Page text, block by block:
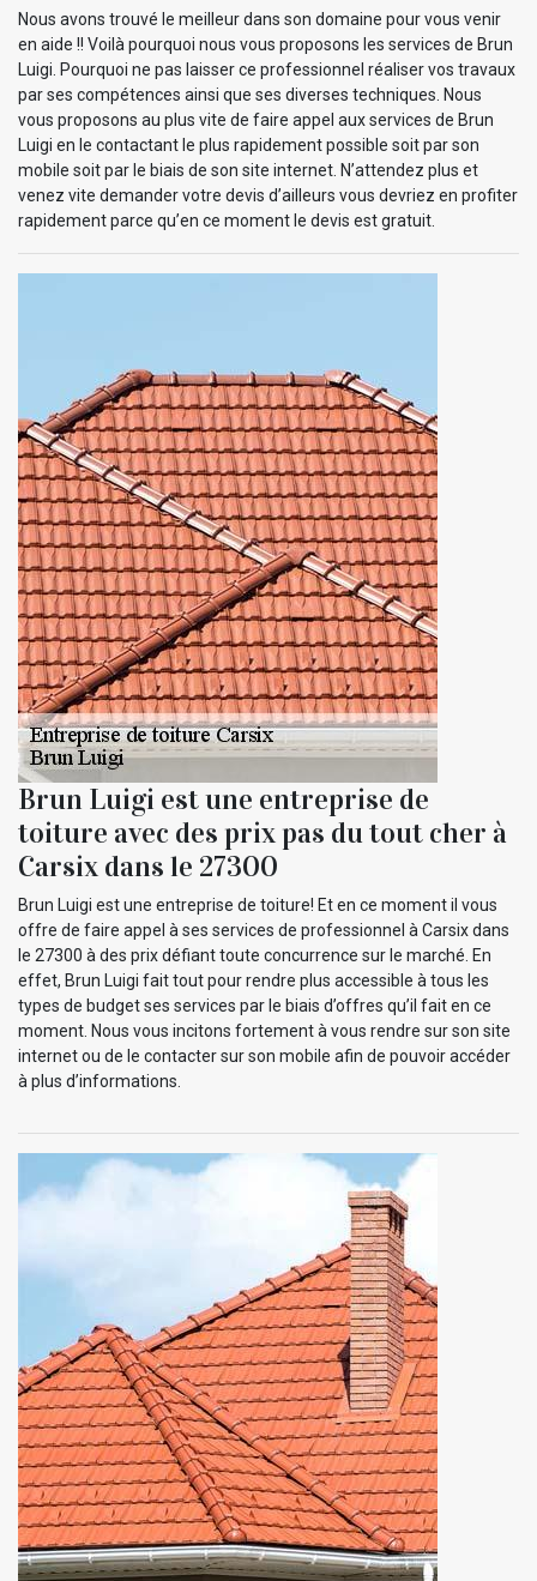
Nous avons trouvé le meilleur dans son domaine pour vous venir
en aide !! Voilà pourquoi nous vous proposons les services de Brun
Luigi. Pourquoi ne pas laisser ce professionnel réaliser vos travaux
par ses compétences ainsi que ses diverses techniques. Nous
vous proposons au plus vite de faire appel aux services de Brun
Luigi en le contactant le plus rapidement possible soit par son
mobile soit par le biais de son site internet. N’attendez plus et
venez vite demander votre devis d’ailleurs vous devriez en profiter
rapidement parce qu’en ce moment le devis est gratuit.
Brun Luigi est une entreprise de
toiture avec des prix pas du tout cher à
Carsix dans le 27300
Brun Luigi est une entreprise de toiture! Et en ce moment il vous
offre de faire appel à ses services de professionnel à Carsix dans
le 27300 à des prix défiant toute concurrence sur le marché. En
effet, Brun Luigi fait tout pour rendre plus accessible à tous les
types de budget ses services par le biais d’offres qu’il fait en ce
moment. Nous vous incitons fortement à vous rendre sur son site
internet ou de le contacter sur son mobile afin de pouvoir accéder
à plus d’informations.